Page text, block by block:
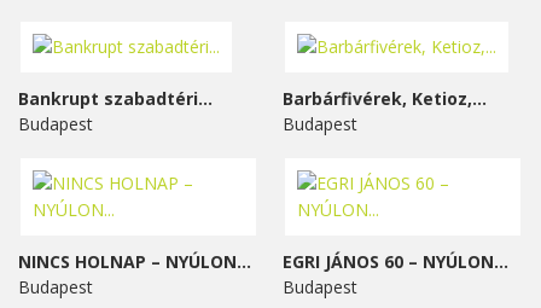
Bankrupt szabadtéri...
Budapest
Barbárfivérek, Ketioz,...
Budapest
NINCS HOLNAP – NYÚLON...
Budapest
EGRI JÁNOS 60 – NYÚLON...
Budapest